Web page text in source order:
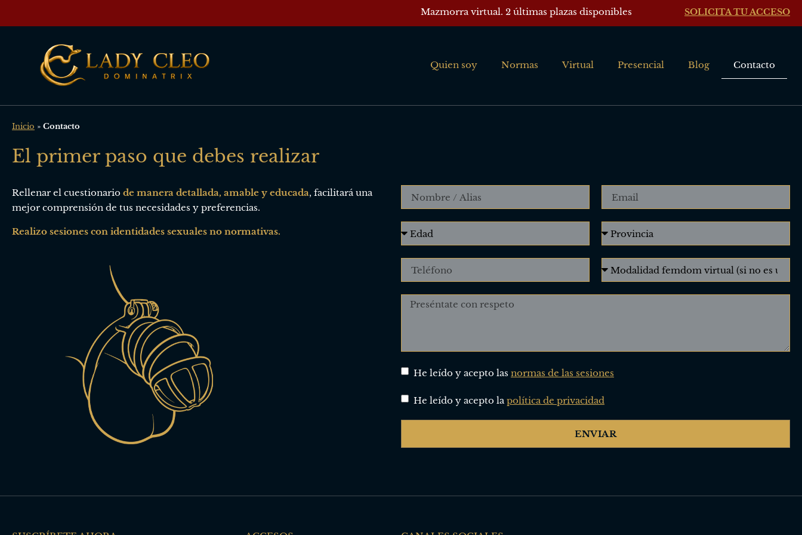
Mazmorra virtual. 2 últimas plazas disponibles SOLICITA TU ACCESO
Quien soy Normas Virtual Presencial Blog Contacto
Inicio » Contacto
El primer paso que debes realizar
Rellenar el cuestionario de manera detallada, amable y educada, facilitará una
mejor comprensión de tus necesidades y preferencias.
Realizo sesiones con identidades sexuales no normativas.
He leído y acepto las normas de las sesiones
He leído y acepto lapolítica de privacidad
ENVIAR